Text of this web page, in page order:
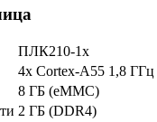
ПЛК210-1х
4х Cortex-А55 1,8 ГГц
8 ГБ (eMMC)
2 ГБ (DDR4)